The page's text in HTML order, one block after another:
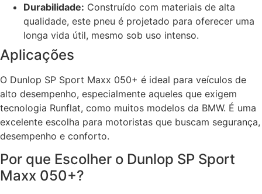
Durabilidade: Construído com materiais de alta
qualidade, este pneu é projetado para oferecer uma
longa vida útil, mesmo sob uso intenso.
Aplicações
O Dunlop SP Sport Maxx 050+ é ideal para veículos de
alto desempenho, especialmente aqueles que exigem
tecnologia Runflat, como muitos modelos da BMW. É uma
excelente escolha para motoristas que buscam segurança,
desempenho e conforto.
Por que Escolher o Dunlop SP Sport
Maxx 050+?